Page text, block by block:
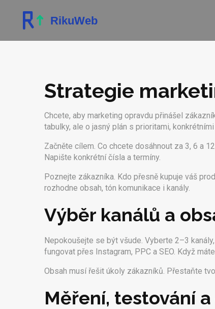
Strategie
Chcete, aby marketing opravdu přinášel
tabulky, ale o jasný plán s prioritami,
Začněte cílem. Co chcete dosáhnout za 3, 6 a
Napište konkrétní čísla a termíny.
Poznejte zákazníka. Kdo přesně kupuje váš
rozhodne obsah, tón komunikace i kanály.
Výběr kanálů a
Nepokoušejte se být všude. Vyberte 2–3
fungovat přes Instagram, PPC a SEO. Když
Obsah musí řešit úkoly zákazníků. Přestaňte
Měření, testování